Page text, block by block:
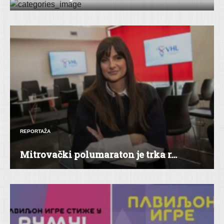
REPORTAŽA
Mitrovački polumaraton je trka r...